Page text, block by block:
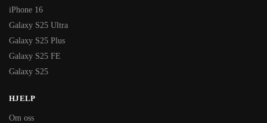
iPhone 16
Galaxy S25 Ultra
Galaxy S25 Plus
Galaxy S25 FE
Galaxy S25
HJELP
Om oss